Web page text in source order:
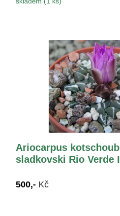
Ariocarpus
sladkovski Rio Verde
500,- Kč